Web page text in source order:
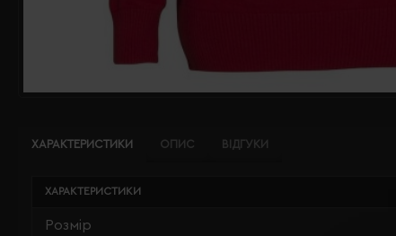
ХАРАКТЕРИСТИКИ ОПИС ВІДГУКИ
ХАРАКТЕРИСТИКИ
Розмір